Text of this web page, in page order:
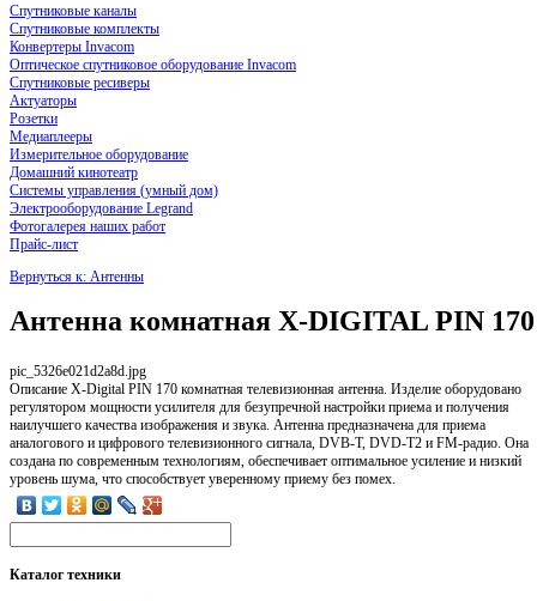
Спутниковые каналы
Спутниковые комплекты
Конвертеры Invacom
Оптическое спутниковое оборудование Invacom
Спутниковые ресиверы
Актуаторы
Розетки
Медиаплееры
Измерительное оборудование
Домашний кинотеатр
Системы управления (умный дом)
Электрооборудование Legrand
Фотогалерея наших работ
Прайс-лист
Вернуться к: Антенны
Антенна комнатная X-DIGITAL PIN 170
pic_5326e021d2a8d.jpg
Описание X-Digital PIN 170 комнатная телевизионная антенна. Изделие оборудовано
регулятором мощности усилителя для безупречной настройки приема и получения
наилучшего качества изображения и звука. Антенна предназначена для приема
аналогового и цифрового телевизионного сигнала, DVB-T, DVD-T2 и FM-радио. Она
создана по современным технологиям, обеспечивает оптимальное усиление и низкий
уровень шума, что способствует уверенному приему без помех.
Каталогтехники